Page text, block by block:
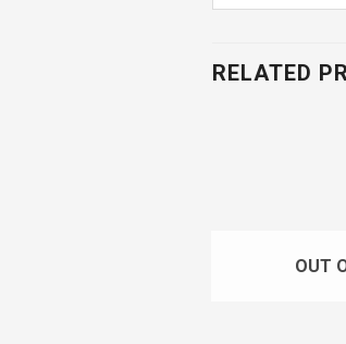
RELATED
OUT